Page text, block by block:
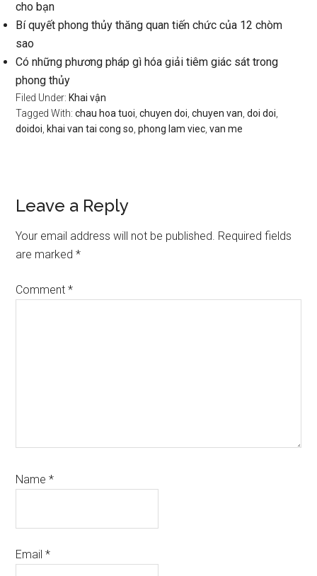
cho bạn
Bí quyết phong thủy thăng quan tiến chức của 12 chòm
sao
Có những phương pháp gì hóa giải tiêm giác sát trong
phong thủy
Filed Under: Khai vận
Tagged With:chau hoa tuoi ,chuyen doi ,chuyen van ,doi doi
doidoi khai van tai cong so ,phong lam viec ,van me
Reader
Interactions
Leave a Reply
Your email address will not be published. Required fields
are marked*
Comment*
Name*
Email*